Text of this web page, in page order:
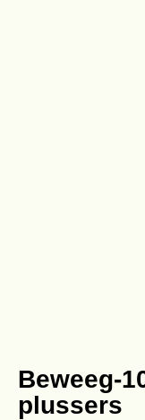
Beweeg-
plussers